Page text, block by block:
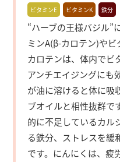
ビタミンE ビタミンK 鉄分
“ハーブの王様バジル”
ミンA(β-カロテン)や
カロテンは、体内でビ
アンチエイジングにも
が油に溶けると体に吸
ブオイルと相性抜群で
的に不足しているカル
る鉄分、ストレスを緩
です。にんにくは、疲